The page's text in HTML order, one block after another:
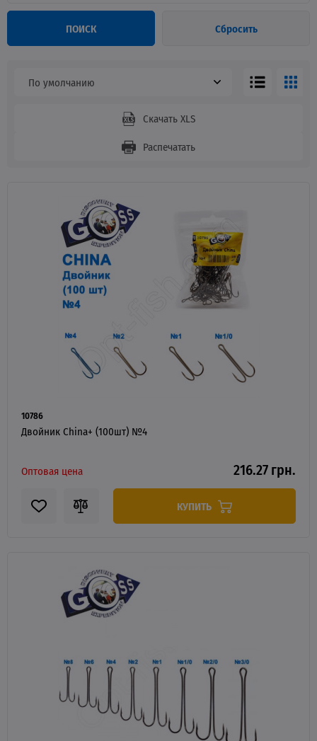
ПОИСК Сбросить
По умолчанию
Скачать XLS
Распечатать
10786
Двойник China+ (100шт) №4
Оптовая цена 216.27 грн.
КУПИТЬ